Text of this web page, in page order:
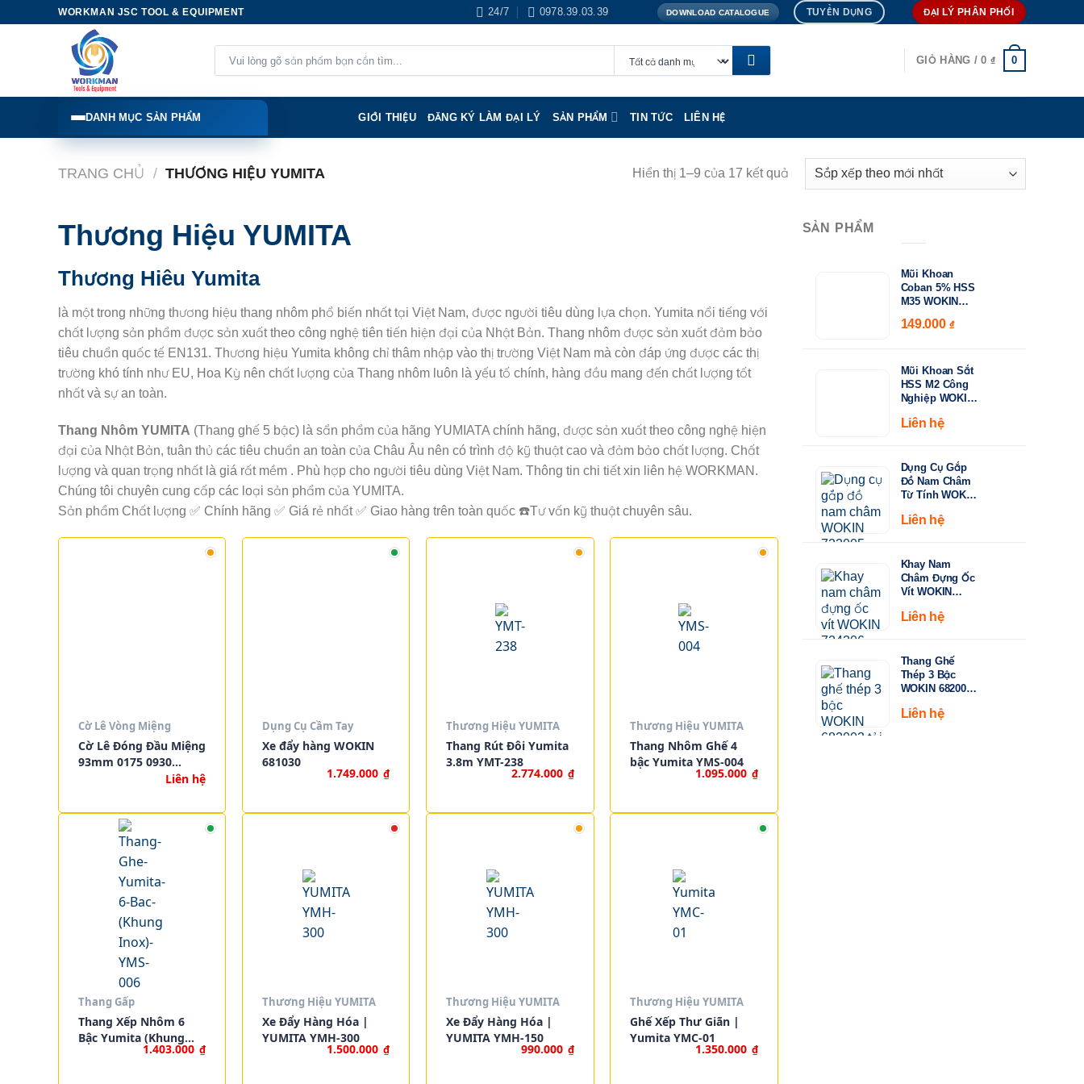
WORKMAN JSC TOOL & EQUIPMENT 24/7 0978.39.03.39 DOWNLOAD CATALOGUE TUYỂN DỤNG ĐẠI LÝ PHÂN PHỐI
kiếm:
GIỎ HÀNG /0 ₫ 0
DANH MỤC SẢN PHẨM GIỚI THIỆU ĐĂNG KÝ LÀM ĐẠI LÝ SẢN PHẨM TIN TỨC LIÊN HỆ
TRANG CHỦ / THƯƠNG HIỆU YUMITA Hiển thị 1–9 của 17 kết quả
Thương Hiệu YUMITA
Thương Hiêu Yumita
là một trong những thương hiệu thang nhôm phổ biến nhất tại Việt Nam, được người tiêu dùng lựa chọn. Yumita nổi tiếng với
chất lượng sản phẩm được sản xuất theo công nghệ tiên tiến hiện đại của Nhật Bản. Thang nhôm được sản xuất đảm bảo
tiêu chuẩn quốc tế EN131. Thương hiệu Yumita không chỉ thâm nhập vào thị trường Việt Nam mà còn đáp ứng được các thị
trường khó tính như EU, Hoa Kỳ nên chất lượng của Thang nhôm luôn là yếu tố chính, hàng đầu mang đến chất lượng tốt
nhất và sự an toàn.
Thang Nhôm YUMITA (Thang ghế 5 bậc) là sẩn phẩm của hãng YUMIATA chính hãng, được sản xuất theo công nghệ hiện
đại của Nhật Bản, tuân thủ các tiêu chuẩn an toàn của Châu Âu nên có trình độ kỹ thuật cao và đảm bảo chất lượng. Chất
lượng và quan trọng nhất là giá rất mềm . Phù hợp cho người tiêu dùng Việt Nam. Thông tin chi tiết xin liên hệ WORKMAN.
Chúng tôi chuyên cung cấp các loại sản phẩm của YUMITA.
Sản phẩm Chất lượng ✅ Chính hãng ✅ Giá rẻ nhất ✅ Giao hàng trên toàn quốc ☎️Tư vấn kỹ thuật chuyên sâu.
Cờ Lê Vòng Miệng
Cờ Lê Đóng Đầu Miệng
93mm 0175 0930
Liên hệ
Dụng Cụ Cầm Tay
Xe đẩy hàng WOKIN
681030
1.749.000 ₫
Thương Hiệu YUMITA
Thang Rút Đôi Yumita
3.8m YMT-238
2.774.000 ₫
Thương Hiệu YUMITA
Thang Nhôm Ghế 4
bậc Yumita YMS-004
1.095.000 ₫
Thang Gấp
Thang Xếp Nhôm 6
Bậc Yumita (Khung
Inox) YMS-0061.403.000 ₫
Thương Hiệu YUMITA
Xe Đẩy Hàng Hóa |
YUMITA YMH-300
1.500.000 ₫
Thương Hiệu YUMITA
Xe Đẩy Hàng Hóa |
YUMITA YMH-150
990.000 ₫
Thương Hiệu YUMITA
Ghế Xếp Thư Giãn |
Yumita YMC-01
1.350.000 ₫
SẢN PHẨM
Mũi Khoan
Coban 5% HSS
M35 WOKIN
DIN338 Chuyên
149.000 ₫
Mũi Khoan Sắt
HSS M2 Công
Nghiệp WOKIN
Tiêu Chuẩn
Liên hệ
Dụng Cụ Gắp
Đồ Nam Châm
Từ Tính WOKIN
Rút Dài 130-
Liên hệ
Khay Nam
Châm Đựng Ốc
Vít WOKIN
Kính 150mm
Liên hệ
Thang Ghế
Thép 3 Bậc
WOKIN 682003
150kg
Liên hệ